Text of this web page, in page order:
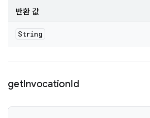
반환 값
String
getInvocationId